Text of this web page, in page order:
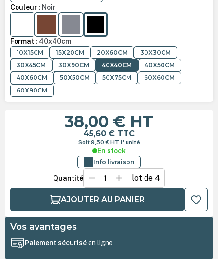
Couleur : Noir
Format : 40x40cm
10X15CM 15X20CM 20X60CM
30X30CM
30X45CM
30X90CM 40X40CM
40X50CM
40X60CM
50X50CM 50X75CM
60X60CM
60X90CM
38,00 € HT
45,60 € TTC
Soit 9,50 € HT l' unité
En stock
Info livraison
Quantité lot de 4
AJOUTER AU PANIER
Vos avantages
Paiement sécuriséen ligne